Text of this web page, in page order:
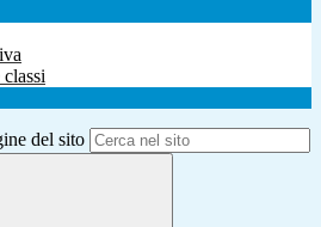
del sito